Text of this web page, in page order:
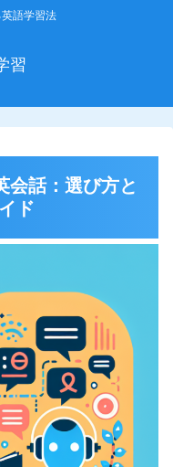
語学習法
習
会話：選び方と
ド